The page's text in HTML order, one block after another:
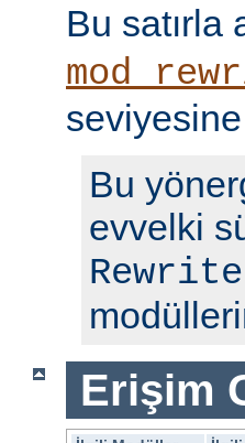
Bu satırla
seviyesine
Bu
evvelki
Erişim